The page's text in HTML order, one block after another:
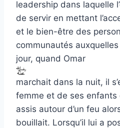
leadership dans laquelle
de servir en mettant
et le bien-être des
communautés
jour, quand Omar
marchait dans la nuit, il
femme et de ses
assis autour d’un feu
bouillait. Lorsqu’il lui a